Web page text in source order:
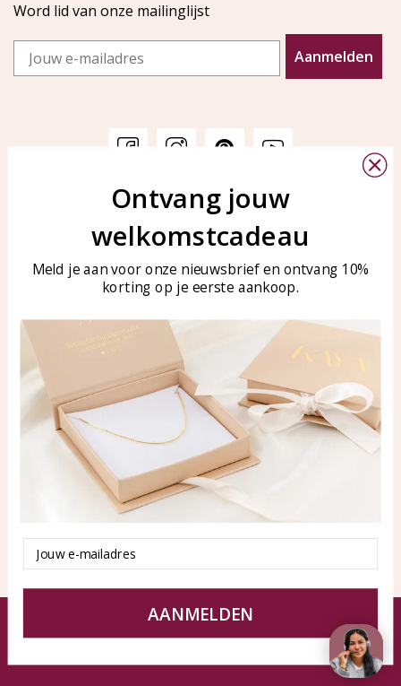
Word lid van onze mailinglijst
Email
Aanmelden
Veelgestelde vragen
Sieraden onderhouden
KAYA Sieraden
Bellen of WhatsApp Ma-Vr
tussen 09:00-17:00
Tel: 0850003187
WhatsApp: 0850003187
klantenservice@kayasierade
Producten
Alle producten
Nieuwe producten
KAYA Sieraden
Over ons
Samenwerken?
Tips en Advies
Duurzaamheid
© KAYA Sieraden
Algemene voorwaarden Disclaimer Privacy Policy Sitemap
Ontvang jouw
welkomstcadeau
Meld je aan voor onze nieuwsbrief en ontvang 10%
korting op je eerste aankoop.
Email
AANMELDEN